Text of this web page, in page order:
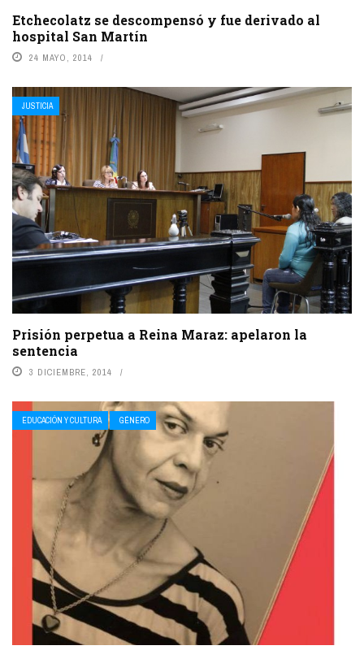
Etchecolatz se descompensó y fue derivado al
hospital San Martín
24 MAYO, 2014
JUSTICIA
Prisión perpetua a Reina Maraz: apelaron la
sentencia
3 DICIEMBRE, 2014
EDUCACIÓN Y CULTURA GÉNERO